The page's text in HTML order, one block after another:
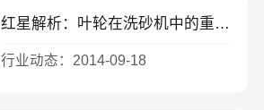
红星解析：叶轮在洗砂机中的重要作用
行业动态：2014-09-18